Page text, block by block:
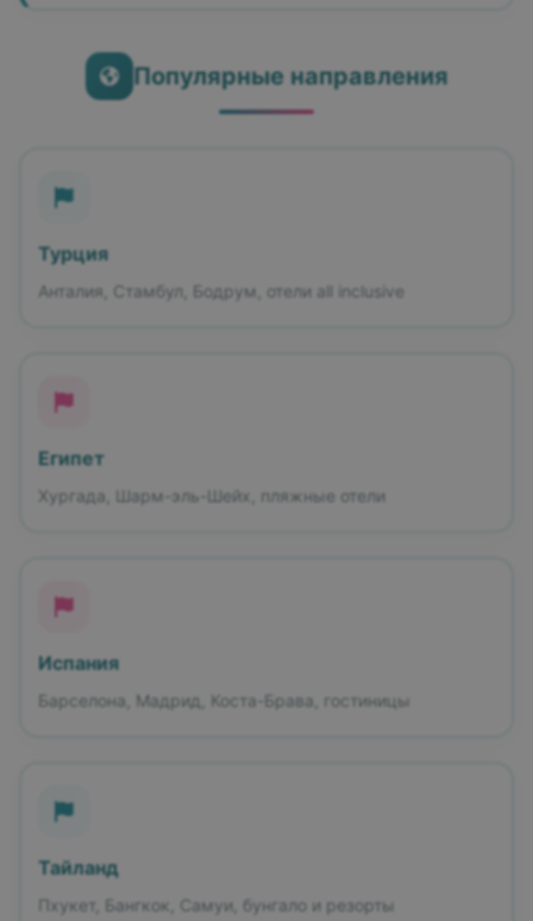
Популярные направления
Турция
Анталия, Стамбул, Бодрум, отели all inclusive
Египет
Хургада, Шарм-эль-Шейх, пляжные отели
Испания
Барселона, Мадрид, Коста-Брава, гостиницы
Тайланд
Пхукет, Бангкок, Самуи, бунгало и резорты